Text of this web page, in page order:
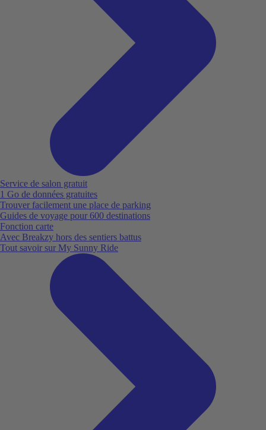
Service de salon gratuit
1 Go de données gratuites
Trouver facilement une place de parking
Guides de voyage pour 600 destinations
Fonction carte
Avec Breakzy hors des sentiers battus
Tout savoir sur My Sunny Ride